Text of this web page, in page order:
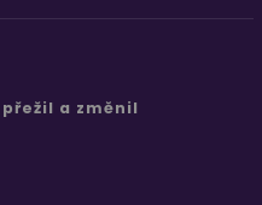
a změnil